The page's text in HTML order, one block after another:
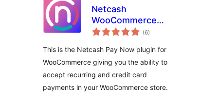
Netcash
WooCommerce
Payment Gateway
(6कुल
दर)
This is the Netcash Pay Now plugin for
WooCommerce giving you the ability to
accept recurring and credit card
payments in your WooCommerce store.